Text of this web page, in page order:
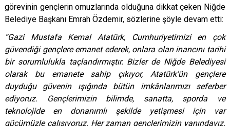
görevinin gençlerin omuzlarında olduğuna dikkat çeken Niğde
Belediye Başkanı Emrah Özdemir, sözlerine şöyle devam etti:
“Gazi Mustafa Kemal Atatürk, Cumhuriyetimizi en çok
güvendiği gençlere emanet ederek, onlara olan inancını tarihi
bir sorumlulukla taçlandırmıştır. Bizler de Niğde Belediyesi
olarak bu emanete sahip çıkıyor, Atatürk'ün gençlere
duyduğu güvenin ışığında bütün imkânlarımızı seferber
ediyoruz. Gençlerimizin bilimde, sanatta, sporda ve
teknolojide en donanımlı şekilde yetişmesi için var
gücümüzle çalışıyoruz. Her zaman gençlerimizin yanındayız.